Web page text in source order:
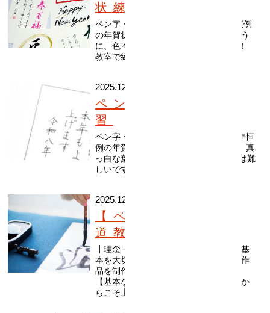
状練習
ペン字・書道教室 墨の華 12月は恒例
の年賀状書き。 好きなものを選べるよう
に、色々なパターンで書いてみました！
教室で練習し...
2025.12.20
ペン字で年賀状練
習
ペン字・書道教室 墨の華 今月は毎年恒
例の年賀状書きの練習をしています！ 真
っ白な葉書にバランス良くまとめるのは難
しいですが、ポイントを押さえる...
2025.12.01
【ペン字教室・書
道教室】
┃理念 一番大切にしていることは、「基
本を大切にする」こと。 これは自分が作
品を制作する上でも大切にしています。
【基本なくして応用なし】 基本があるか
らこそ上...